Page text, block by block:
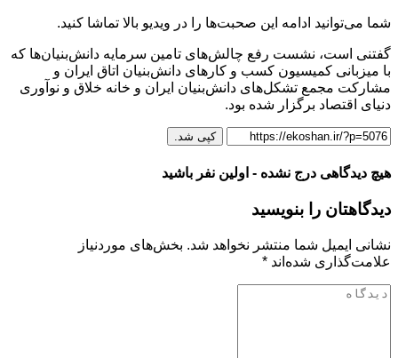
شما می‌توانید ادامه این صحبت‌ها را در ویدیو بالا تماشا کنید.
گفتنی است، نشست رفع چالش‌های تامین سرمایه دانش‌بنیان‌ها که
با میزبانی کمیسیون کسب و کارهای دانش‌بنیان اتاق ایران و
مشارکت مجمع تشکل‌های دانش‌بنیان ایران و خانه خلاق و نوآوری
دنیای اقتصاد برگزار شده بود.
کپی شد.
هیچ دیدگاهی درج نشده - اولین نفر باشید
دیدگاهتان را بنویسید
نشانی ایمیل شما منتشر نخواهد شد. بخش‌های موردنیاز
علامت‌گذاری شده‌اند *